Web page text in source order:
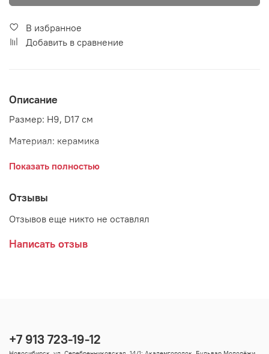
В избранное
Добавить в сравнение
Описание
Размер: H9, D17 см
Материал: керамика
Страна: Дания
Показать полностью
Отзывы
Отзывов еще никто не оставлял
Написать отзыв
+7 913 723-19-12